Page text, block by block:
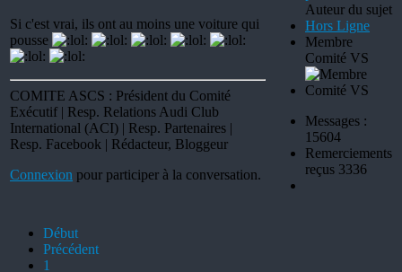
Si c'est vrai, ils ont au moins une voiture qui
pousse
COMITE ASCS : Président du Comité
Exécutif | Resp. Relations Audi Club
International (ACI) | Resp. Partenaires |
Resp. Facebook | Rédacteur, Bloggeur
Connexion pour participer à la conversation.
Auteur du sujet
Hors Ligne
Membre
Comité VS
Messages :
15604
Remerciements
reçus 3336
Début
Précédent
1